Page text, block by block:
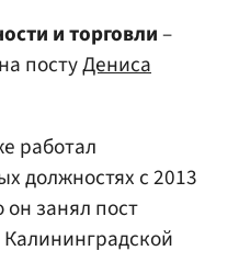
и торговли–
постуДениса
работал
должностях с 2013
он занял пост